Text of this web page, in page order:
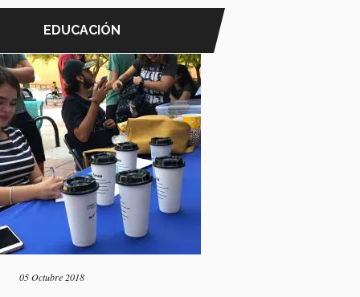
EDUCACIÓN
05 Octubre 2018